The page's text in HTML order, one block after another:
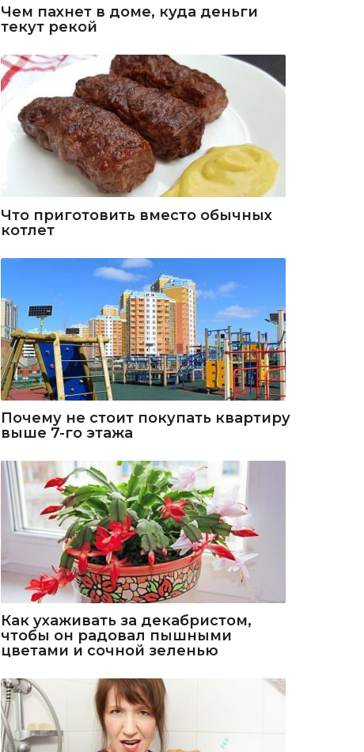
Чем пахнет в доме, куда деньги
текут рекой
Что приготовить вместо обычных
котлет
Почему не стоит покупать квартиру
выше 7-го этажа
Как ухаживать за декабристом,
чтобы он радовал пышными
цветами и сочной зеленью